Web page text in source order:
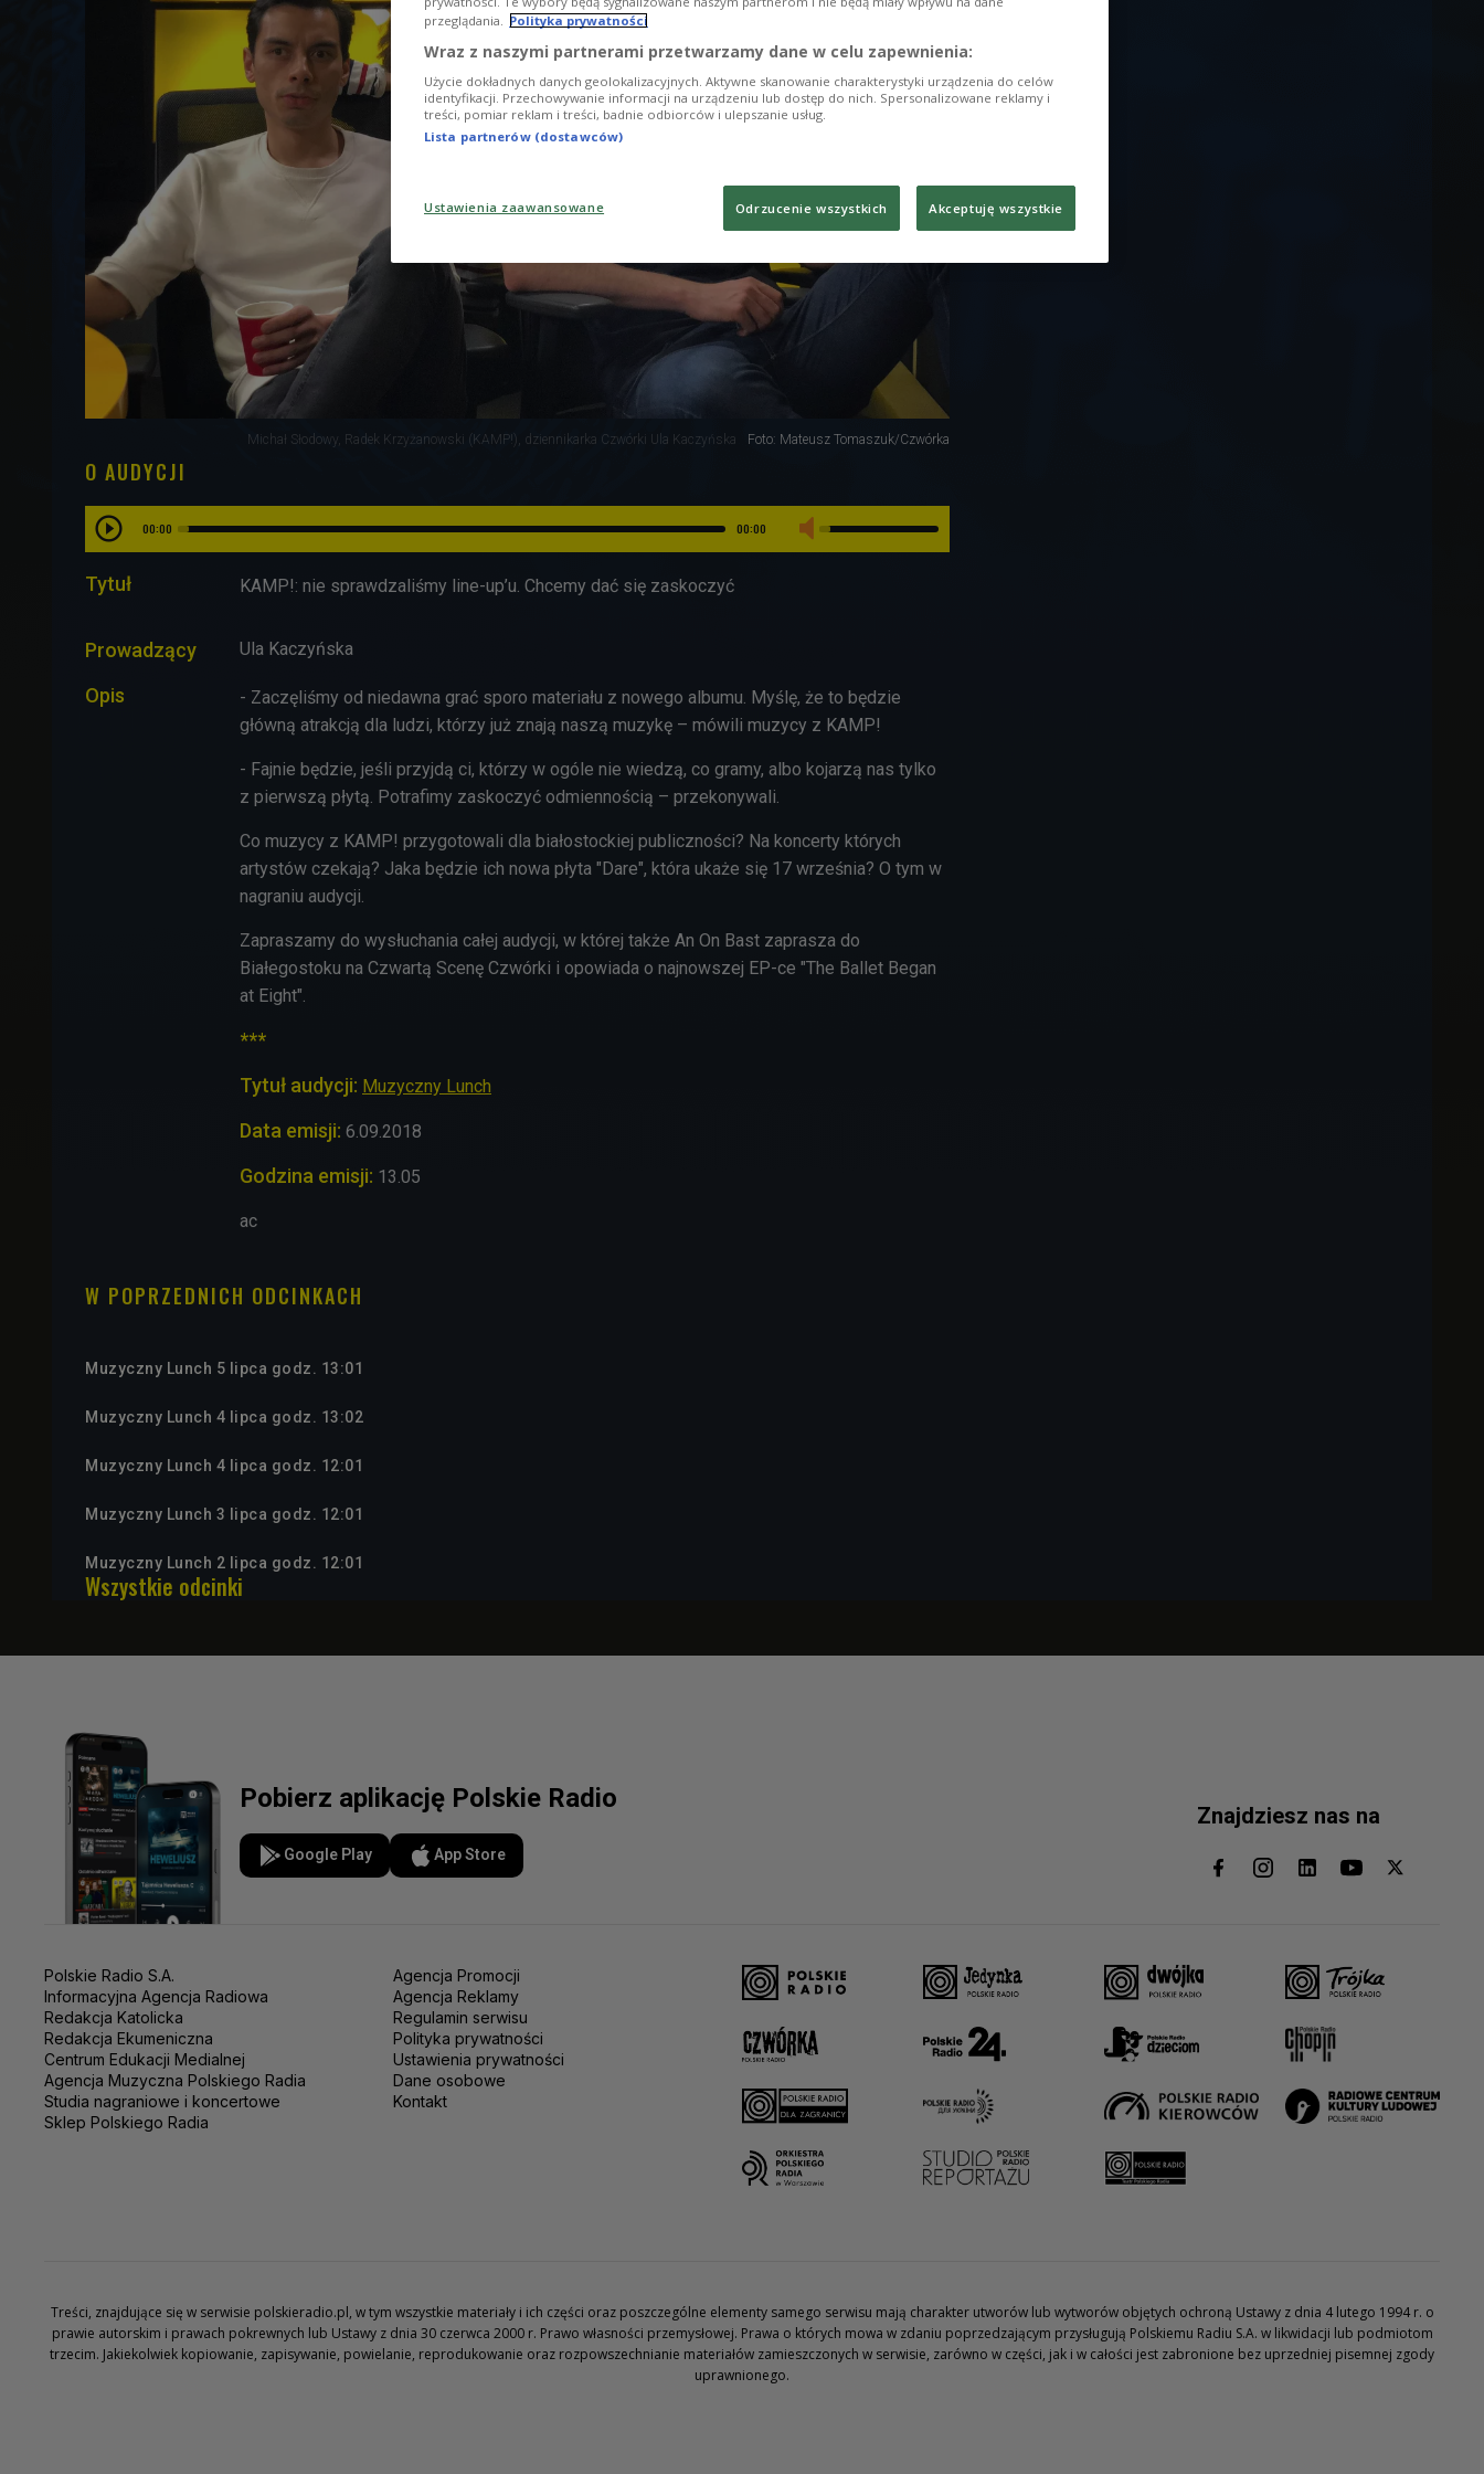
Michał Słodowy, Radek Krzyżanowski (KAMP!), dziennikarka Czwórki Ula Kaczyńska Foto: Mateusz Tomaszuk/Czwórka
O AUDYCJI
00:00 00:00
Tytuł KAMP!: nie sprawdzaliśmy line-up’u. Chcemy dać się zaskoczyć
Prowadzący Ula Kaczyńska
Opis
- Zaczęliśmy od niedawna grać sporo materiału z nowego albumu. Myślę, że to będzie
główną atrakcją dla ludzi, którzy już znają naszą muzykę – mówili muzycy z KAMP!
- Fajnie będzie, jeśli przyjdą ci, którzy w ogóle nie wiedzą, co gramy, albo kojarzą nas tylko
z pierwszą płytą. Potrafimy zaskoczyć odmiennością – przekonywali.
Co muzycy z KAMP! przygotowali dla białostockiej publiczności? Na koncerty których
artystów czekają? Jaka będzie ich nowa płyta "Dare", która ukaże się 17 września? O tym w
nagraniu audycji.
Zapraszamy do wysłuchania całej audycji, w której także An On Bast zaprasza do
Białegostoku na Czwartą Scenę Czwórki i opowiada o najnowszej EP-ce "The Ballet Began
at Eight".
***
Tytuł audycji: Muzyczny Lunch
Data emisji: 6.09.2018
Godzina emisji: 13.05
ac
W POPRZEDNICH ODCINKACH
Muzyczny Lunch 5 lipca godz. 13:01
Muzyczny Lunch 4 lipca godz. 13:02
Muzyczny Lunch 4 lipca godz. 12:01
Muzyczny Lunch 3 lipca godz. 12:01
Muzyczny Lunch 2 lipca godz. 12:01
Wszystkie odcinki
Pobierz aplikację Polskie Radio
Google Play App Store
Znajdziesz nas na
Polskie Radio S.A.
Informacyjna Agencja Radiowa
Redakcja Katolicka
Redakcja Ekumeniczna
Centrum Edukacji Medialnej
Agencja Muzyczna Polskiego Radia
Studia nagraniowe i koncertowe
Sklep Polskiego Radia
Agencja Promocji
Agencja Reklamy
Regulamin serwisu
Polityka prywatności
Ustawienia prywatności
Dane osobowe
Kontakt
Treści, znajdujące się w serwisie polskieradio.pl, w tym wszystkie materiały i ich części oraz poszczególne elementy samego serwisu mają charakter utworów lub wytworów objętych ochroną Ustawy z dnia 4 lutego 1994 r. o
prawie autorskim i prawach pokrewnych lub Ustawy z dnia 30 czerwca 2000 r. Prawo własności przemysłowej. Prawa o których mowa w zdaniu poprzedzającym przysługują Polskiemu Radiu S.A. w likwidacji lub podmiotom
trzecim. Jakiekolwiek kopiowanie, zapisywanie, powielanie, reprodukowanie oraz rozpowszechnianie materiałów zamieszczonych w serwisie, zarówno w części, jak i w całości jest zabronione bez uprzedniej pisemnej zgody
uprawnionego.
przeglądania. Polityka prywatności
Wraz z naszymi partnerami przetwarzamy dane w celu zapewnienia:
Użycie dokładnych danych geolokalizacyjnych. Aktywne skanowanie charakterystyki urządzenia do celów
identyfikacji. Przechowywanie informacji na urządzeniu lub dostęp do nich. Spersonalizowane reklamy i
treści, pomiar reklam i treści, badnie odbiorców i ulepszanie usług.
Lista partnerów (dostawców)
Ustawienia zaawansowane Odrzucenie wszystkich Akceptuję wszystkie